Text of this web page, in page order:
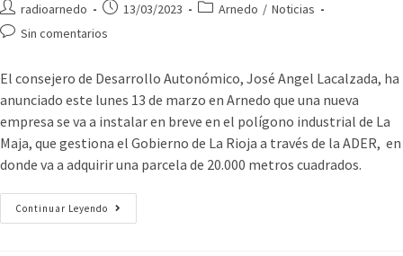
radioarnedo 13/03/2023 Arnedo / Noticias
Sin comentarios
El consejero de Desarrollo Autonómico, José Angel Lacalzada, ha
anunciado este lunes 13 de marzo en Arnedo que una nueva
empresa se va a instalar en breve en el polígono industrial de La
Maja, que gestiona el Gobierno de La Rioja a través de la ADER, en
donde va a adquirir una parcela de 20.000 metros cuadrados.
Continuar Leyendo